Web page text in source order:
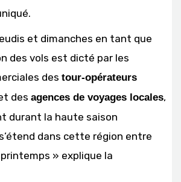
et dimanches en tant que
des vols est dicté par les
des tour-opérateurs
des agences de voyages locales,
durant la haute saison
dans cette région entre
» explique la